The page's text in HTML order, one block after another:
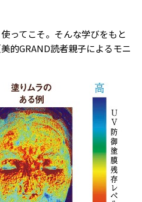
ってこそ。そんな学びをもと
的GRAND読者親子によるモニ